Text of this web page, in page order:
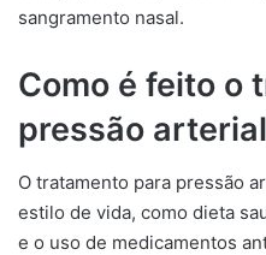
sangramento nasal.
Como é feito o
pressão
O tratamento para pressão
estilo de vida, como dieta
e o uso de medicamentos